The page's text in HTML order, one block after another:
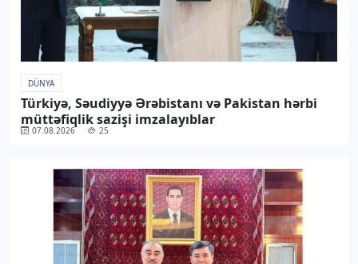
DÜNYA
Türkiyə, Səudiyyə Ərəbistanı və Pakistan hərbi
müttəfiqlik sazişi imzalayıblar
07.08.2026 25